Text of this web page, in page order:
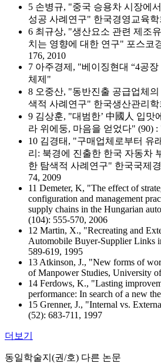
5 손병규, "중국 승용차 시장에
성공 사례연구" 한국경영교육학
6 최규상, "생산요소 관련 제조
치는 영향에 대한 연구" 포스코
176, 2010
7 아주경제, "베이징현대 “4공장
체제"
8 오중산, "동반진출 공급업체
색적 사례연구" 한국생산관리학
9 김상훈, "대범한’ 中國人 입맛
라 위에둥, 마음을 얻었다" (90) :
10 김경태, "구매업체로부터 유
리: 북경에 진출한 한국 자동차
한 탐색적 사례연구" 한국국제
74, 2009
11 Demeter, K, "The effect of
configuration and management
supply chains in the Hungarian
(104): 555-570, 2006
12 Martin, X., "Recreating and
Automobile Buyer-Supplier Links
589-619, 1995
13 Atkinson, J., "New forms of
of Manpower Studies, University
14 Ferdows, K., "Lasting
performance: In search of a new
15 Grenner, J., "Internal vs.
(52): 683-711, 1997
더보기
동일학술지(권/호) 다른 논문